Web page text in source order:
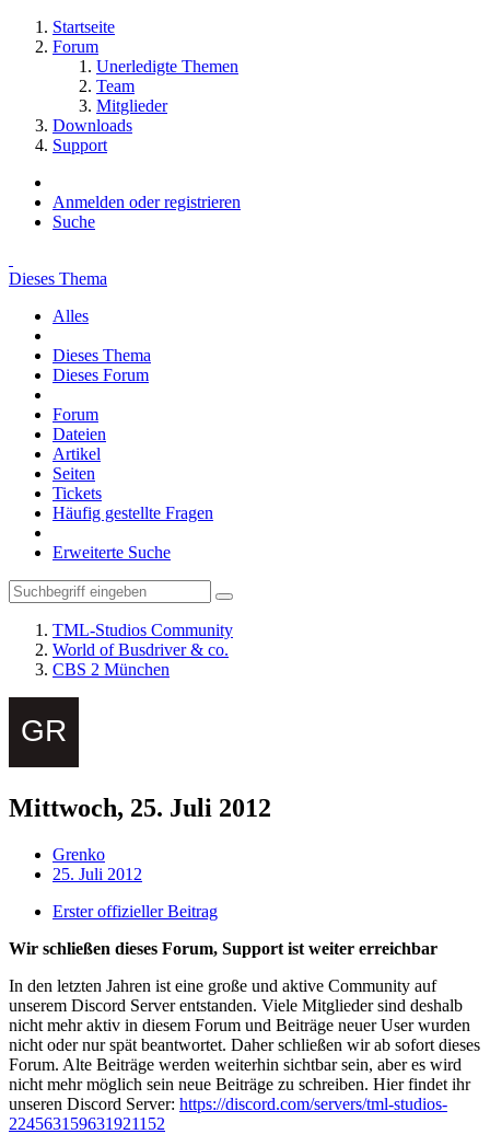
Startseite
Forum
Unerledigte Themen
Team
Mitglieder
Downloads
Support
Anmelden oder registrieren
Suche
Dieses Thema
Alles
Dieses Thema
Dieses Forum
Forum
Dateien
Artikel
Seiten
Tickets
Häufig gestellte Fragen
Erweiterte Suche
TML-Studios Community
World of Busdriver & co.
CBS 2 München
Mittwoch, 25. Juli 2012
Grenko
25. Juli 2012
Erster offizieller Beitrag
Wir schließen dieses Forum, Support ist weiter erreichbar
In den letzten Jahren ist eine große und aktive Community auf
unserem Discord Server entstanden. Viele Mitglieder sind deshalb
nicht mehr aktiv in diesem Forum und Beiträge neuer User wurden
nicht oder nur spät beantwortet. Daher schließen wir ab sofort dieses
Forum. Alte Beiträge werden weiterhin sichtbar sein, aber es wird
nicht mehr möglich sein neue Beiträge zu schreiben. Hier findet ihr
unseren Discord Server: https://discord.com/servers/tml-studios-
224563159631921152